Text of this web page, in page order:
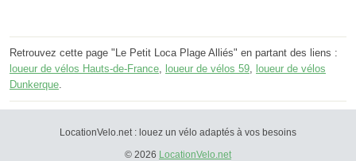
Retrouvez cette page "Le Petit Loca Plage Alliés" en partant des liens :
loueur de vélos Hauts-de-France loueur de vélos 59 loueur de vélos
Dunkerque
LocationVelo.net : louez un vélo adaptés à vos besoins
© 2026 LocationVelo.net